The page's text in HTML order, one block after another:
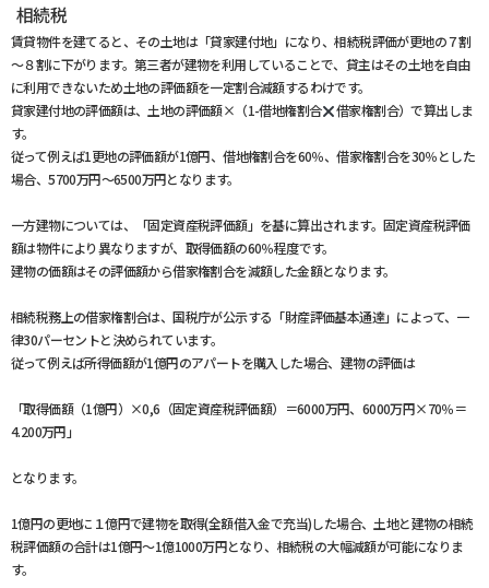
相続税
賃貸物件を建てると、その土地は「貸家建付地」になり、相続税評価が更地の７割
～８割に下がります。第三者が建物を利用していることで、貸主はその土地を自由
に利用できないため土地の評価額を一定割合減額するわけです。
貸家建付地の評価額は、土地の評価額×（1-借地権割合
借家権割合）で算出しま
す。
従って例えば1更地の評価額が1億円、借地権割合を60％、借家権割合を30％とした
場合、5700万円～6500万円となります。
一方建物については、「固定資産税評価額」を基に算出されます。固定資産税評価
額は物件により異なりますが、取得価額の60％程度です。
建物の価額はその評価額から借家権割合を減額した金額となります。
相続税務上の借家権割合は、国税庁が公示する「財産評価基本通達」によって、一
律30パーセントと決められています。
従って例えば所得価額が1億円のアパートを購入した場合、建物の評価は
「取得価額（1億円）×0,6（固定資産税評価額）＝6000万円、6000万円×70％＝
4.200万円」
となります。
1億円の更地に１億円で建物を取得(全額借入金で充当)した場合、土地と建物の相続
税評価額の合計は1億円～1億1000万円となり、相続税の大幅減額が可能になりま
す。